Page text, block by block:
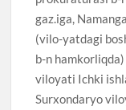
gaz.iga,
(vilo-yatdagi
b-n
viloyati Ichki
Surxondaryo